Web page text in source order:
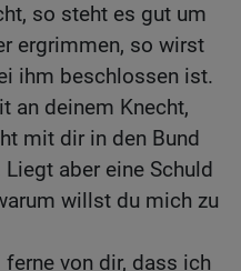
so steht es gut um
ergrimmen, so wirst
ihm beschlossen ist.
an deinem Knecht,
mit dir in den Bund
aber eine Schuld
willst du mich zu
von dir, dass ich